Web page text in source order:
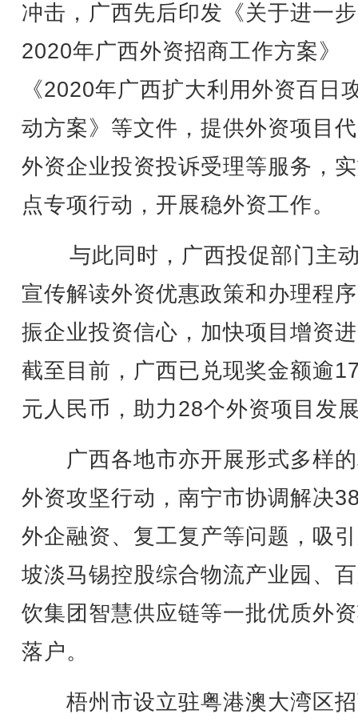
冲击，广西先后印发《关于进一
2020年广西外资招商工作方案》
《2020年广西扩大利用外资百日
动方案》等文件，提供外资项目
外资企业投资投诉受理等服务，
点专项行动，开展稳外资工作。
与此同时，广西投促部门主
宣传解读外资优惠政策和办理程
振企业投资信心，加快项目增资
截至目前，广西已兑现奖金额逾
元人民币，助力28个外资项目发
广西各地市亦开展形式多样
外资攻坚行动，南宁市协调解决
外企融资、复工复产等问题，吸
坡淡马锡控股综合物流产业园、
饮集团智慧供应链等一批优质外
落户。
梧州市设立驻粤港澳大湾区